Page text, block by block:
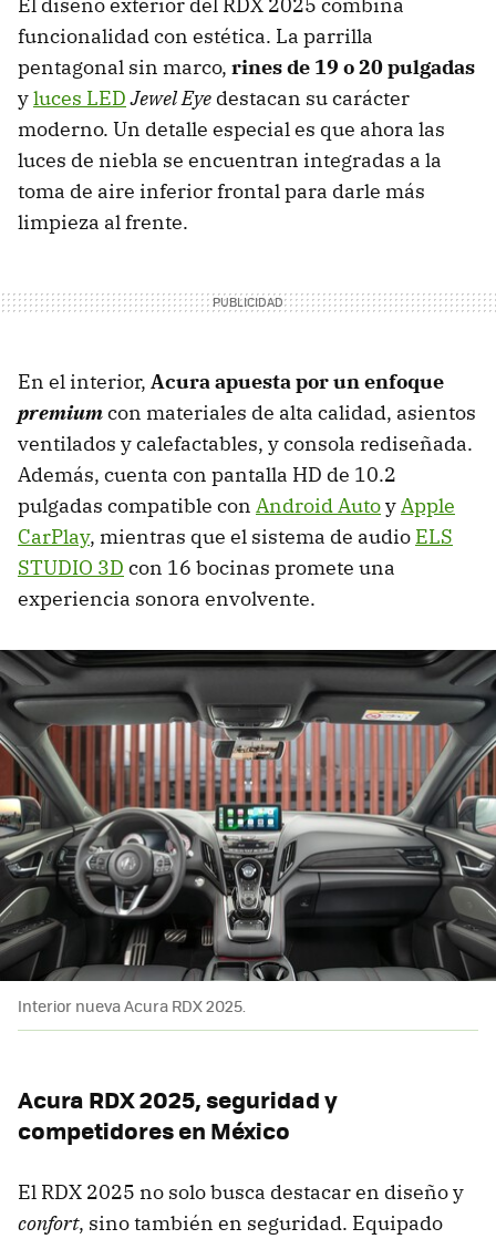
funcionalidad con estética. La parrilla
pentagonal sin marco, rines de 19 o 20 pulgadas
yluces LED Jewel Eye destacan su carácter
moderno. Un detalle especial es que ahora las
luces de niebla se encuentran integradas a la
toma de aire inferior frontal para darle más
limpieza al frente.
En el interior, Acura apuesta por un enfoque
premiumcon materiales de alta calidad, asientos
ventilados y calefactables, y consola rediseñada.
Además, cuenta con pantalla HD de 10.2
pulgadas compatible con Android AutoyApple
CarPlay, mientras que el sistema de audio ELS
STUDIO 3D con 16 bocinas promete una
experiencia sonora envolvente.
Interior nueva Acura RDX 2025.
Acura RDX 2025, seguridad y
competidores en México
El RDX 2025 no solo busca destacar en diseño y
confort, sino también en seguridad. Equipado